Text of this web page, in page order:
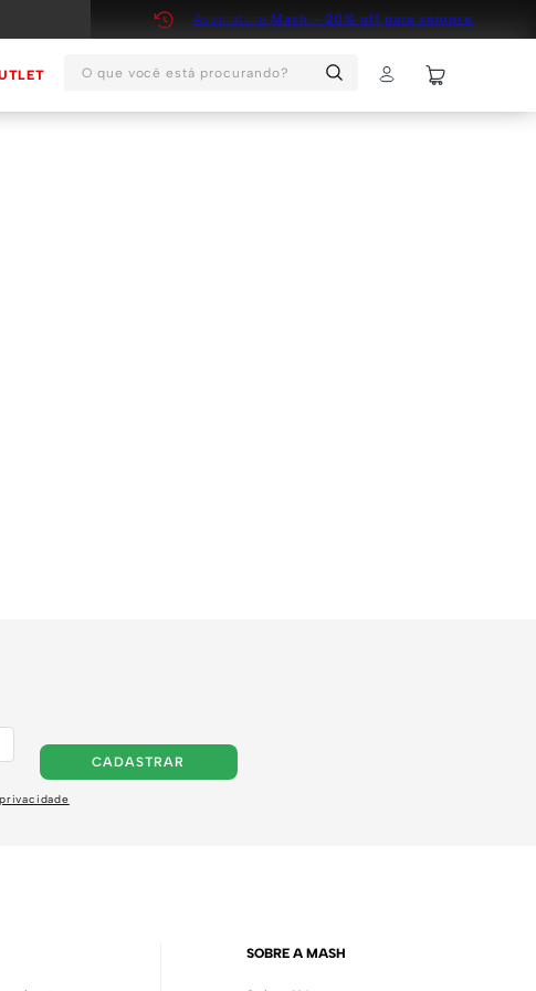
Assinatura Mash - 20% off para sempre
O que você está procurando?
CADASTRAR
SOBRE A MASH